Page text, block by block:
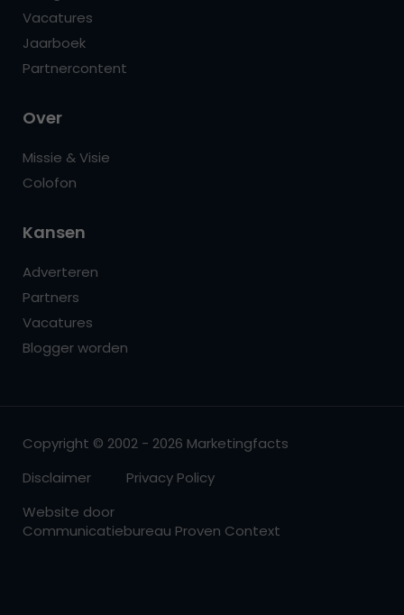
Vacatures
Jaarboek
Partnercontent
Over
Missie & Visie
Colofon
Kansen
Adverteren
Partners
Vacatures
Blogger worden
Copyright © 2002 - 2026 Marketingfacts
Disclaimer
Privacy Policy
Website door
Communicatiebureau Proven Context